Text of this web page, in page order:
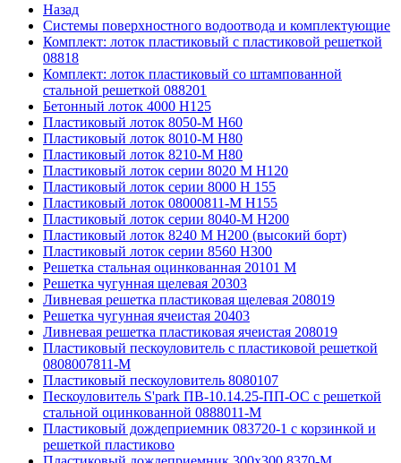
Назад
Системы поверхностного водоотвода и комплектующие
Комплект: лоток пластиковый с пластиковой решеткой
08818
Комплект: лоток пластиковый со штампованной
стальной решеткой 088201
Бетонный лоток 4000 Н125
Пластиковый лоток 8050-М H60
Пластиковый лоток 8010-М H80
Пластиковый лоток 8210-М H80
Пластиковый лоток серии 8020 М H120
Пластиковый лоток серии 8000 Н 155
Пластиковый лоток 08000811-М H155
Пластиковый лоток серии 8040-М H200
Пластиковый лоток 8240 M H200 (высокий борт)
Пластиковый лоток серии 8560 Н300
Решетка стальная оцинкованная 20101 М
Решетка чугунная щелевая 20303
Ливневая решетка пластиковая щелевая 208019
Решетка чугунная ячеистая 20403
Ливневая решетка пластиковая ячеистая 208019
Пластиковый пескоуловитель с пластиковой решеткой
0808007811-М
Пластиковый пескоуловитель 8080107
Пескоуловитель S'park ПВ-10.14.25-ПП-ОС с решеткой
стальной оцинкованной 0888011-М
Пластиковый дождеприемник 083720-1 c корзинкой и
решеткой пластиково